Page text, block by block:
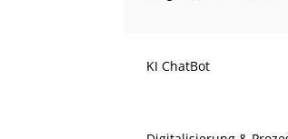
KI ChatBot